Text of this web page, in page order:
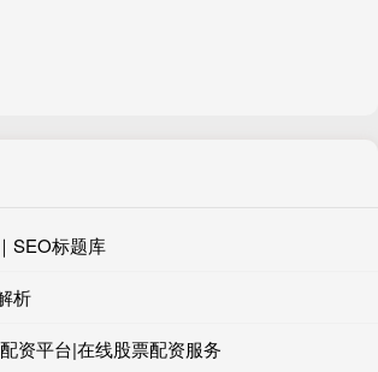
SEO标题库
析
资平台|在线股票配资服务